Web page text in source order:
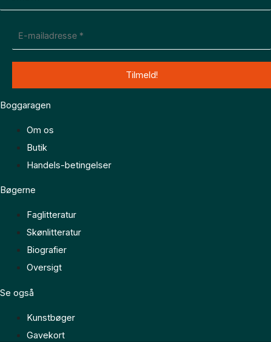
Boggaragen
Om os
Butik
Handels-betingelser
Bøgerne
Faglitteratur
Skønlitteratur
Biografier
Oversigt
Se også
Kunstbøger
Gavekort